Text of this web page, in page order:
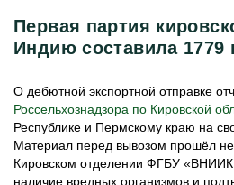
Первая партия
Индию составила 1779
О дебютной экспортной отправке
Россельхознадзора по Кировской
Республике и Пермскому краю на
Материал перед вывозом прошёл
Кировском отделении ФГБУ
наличие вредных организмов и